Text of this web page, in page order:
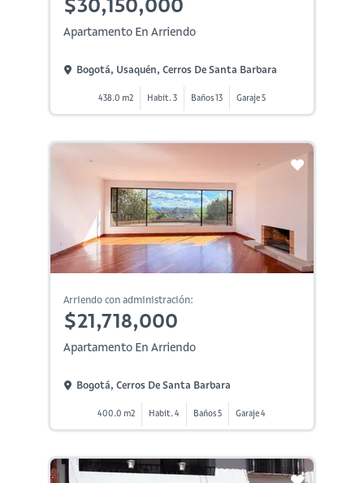
Apartamento En Arriendo
Bogotá, Usaquén, Cerros De Santa Barbara
438.0 m2 Habit. 3 Baños 13 Garaje 5
Arriendo con administración:
$21,718,000
Apartamento En Arriendo
Bogotá, Cerros De Santa Barbara
400.0 m2 Habit. 4 Baños 5 Garaje 4